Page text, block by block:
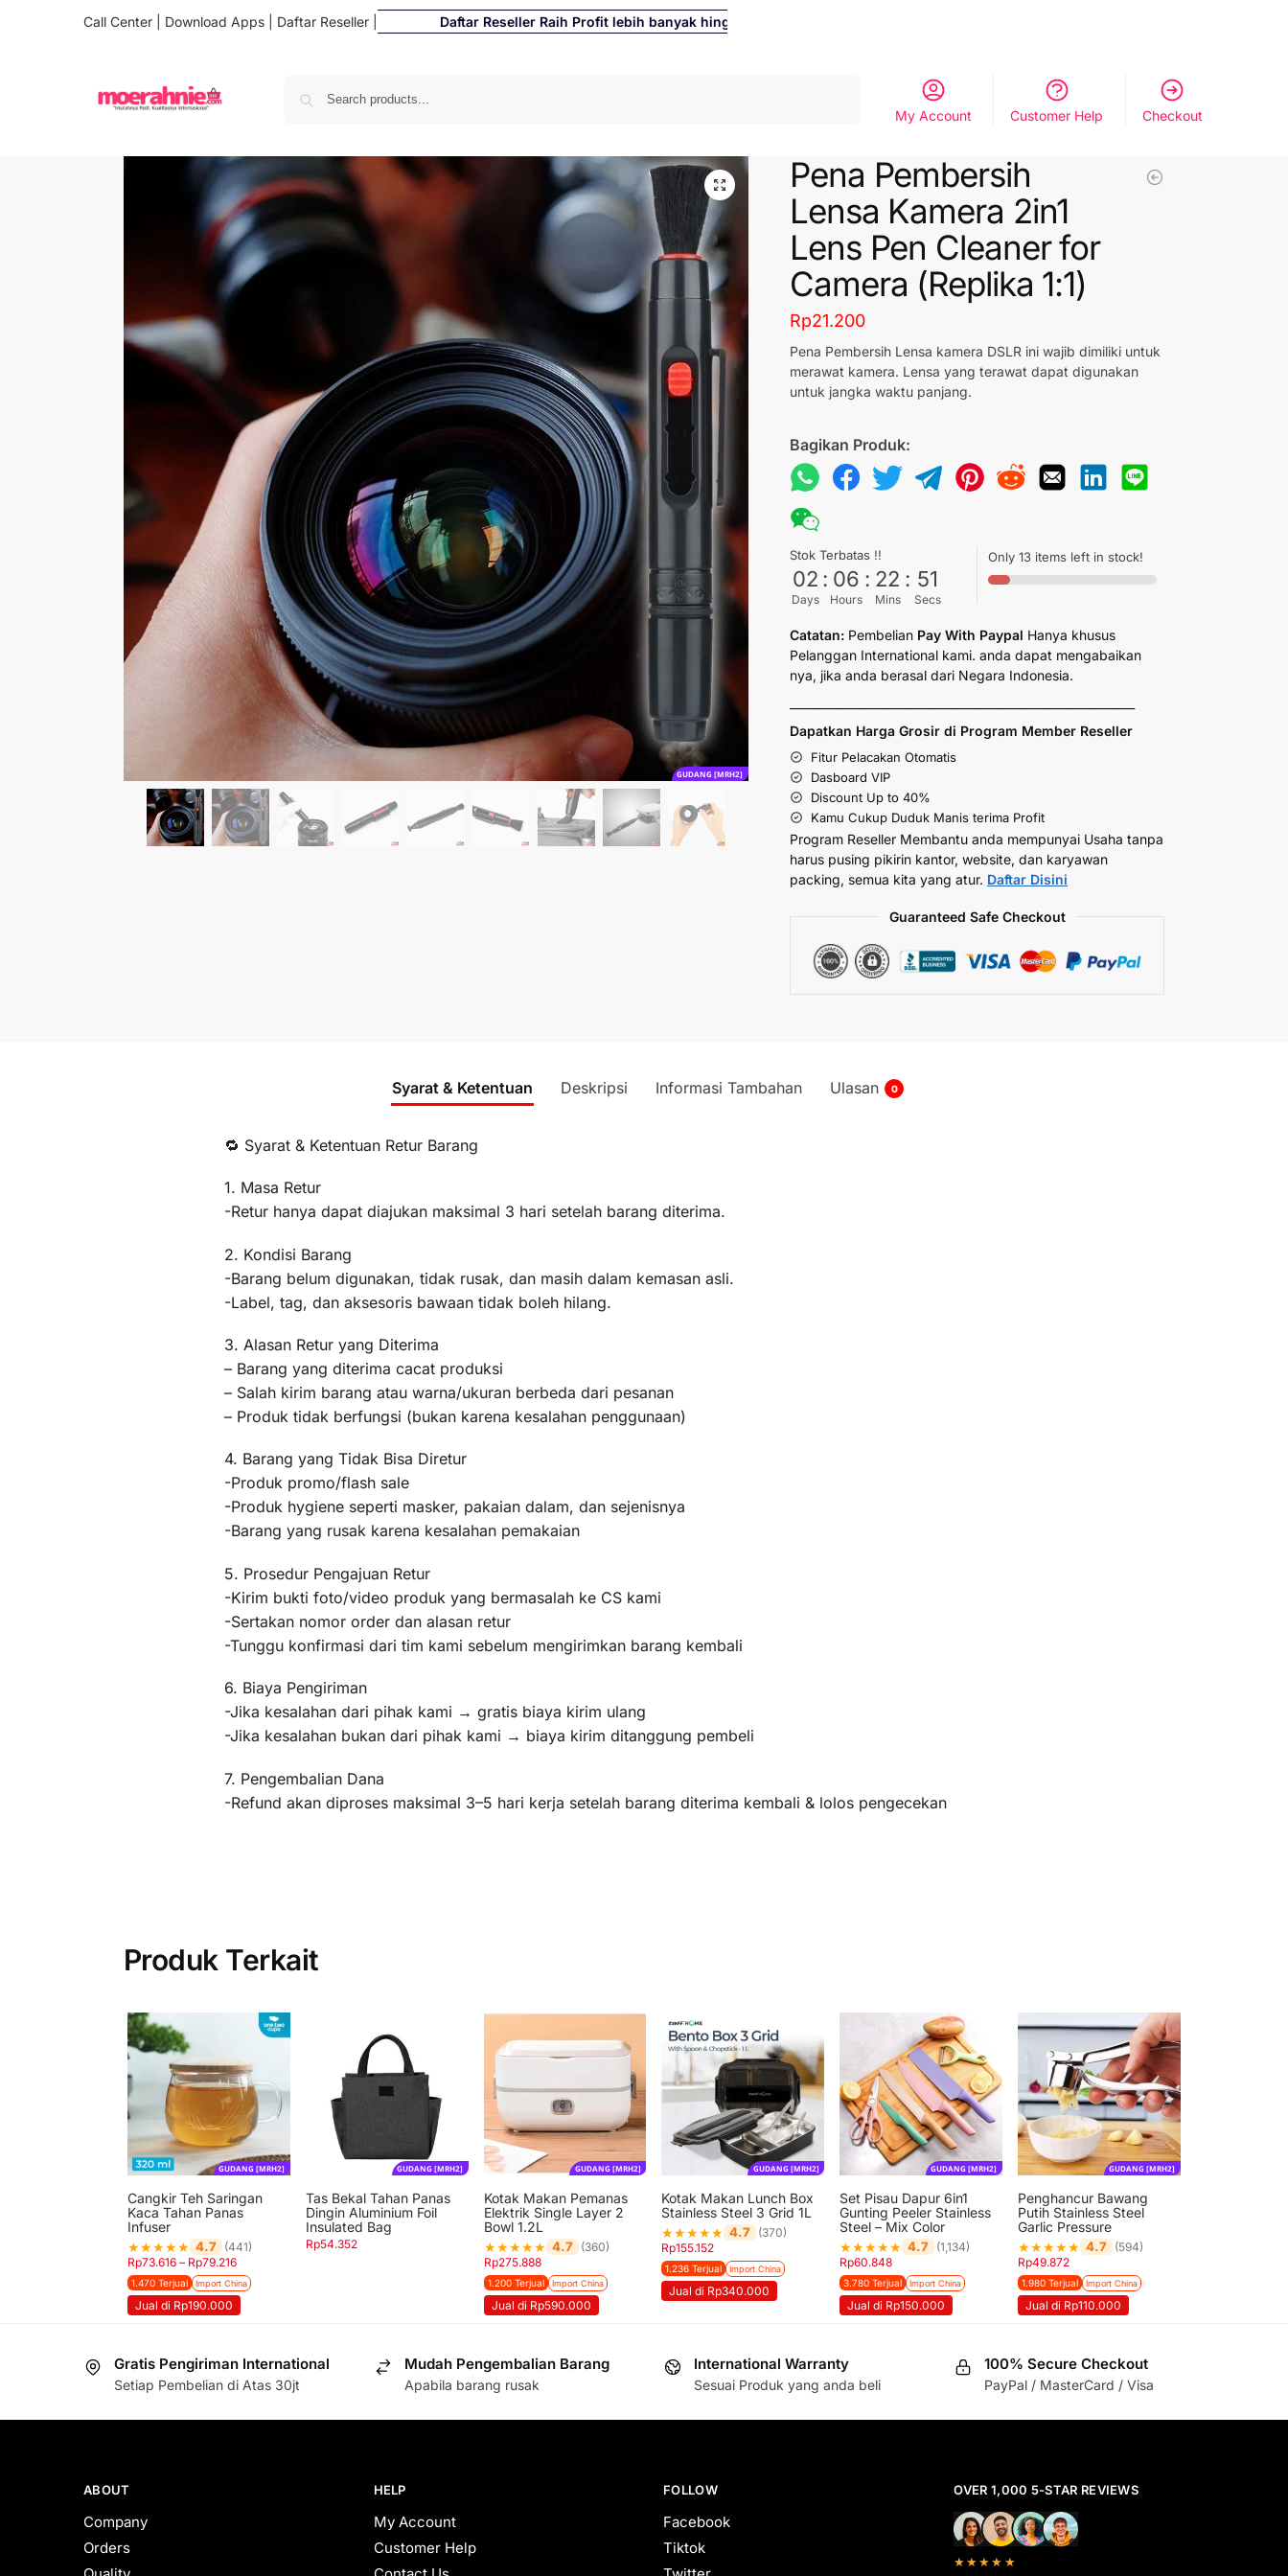
Call Center Download Apps Daftar Reseller Daftar Reseller Raih Profit lebih banyak hingga 500%
My Account Customer Help Checkout
GUDANG [MRH2]
Pena Pembersih
Lensa Kamera 2in1
Lens Pen Cleaner for
Camera (Replika 1:1)
Rp21.200
Pena Pembersih Lensa kamera DSLR ini wajib dimiliki untuk
merawat kamera. Lensa yang terawat dapat digunakan
untuk jangka waktu panjang.
Bagikan Produk:
Stok Terbatas !!
02
Days
: 06
Hours
: 22
Mins
: 50
Secs
Only 13 items left in stock!
Catatan: Pembelian Pay With Paypal Hanya khusus
Pelanggan International kami. anda dapat mengabaikan
nya, jika anda berasal dari Negara Indonesia.
Dapatkan Harga Grosir di Program Member Reseller
Fitur Pelacakan Otomatis
Dasboard VIP
Discount Up to 40%
Kamu Cukup Duduk Manis terima Profit
Program Reseller Membantu anda mempunyai Usaha tanpa
harus pusing pikirin kantor, website, dan karyawan
packing, semua kita yang atur. Daftar Disini
Guaranteed Safe Checkout
Syarat & Ketentuan Deskripsi Informasi Tambahan Ulasan 0
🔁 Syarat & Ketentuan Retur Barang
1. Masa Retur
-Retur hanya dapat diajukan maksimal 3 hari setelah barang diterima.
2. Kondisi Barang
-Barang belum digunakan, tidak rusak, dan masih dalam kemasan asli.
-Label, tag, dan aksesoris bawaan tidak boleh hilang.
3. Alasan Retur yang Diterima
– Barang yang diterima cacat produksi
– Salah kirim barang atau warna/ukuran berbeda dari pesanan
– Produk tidak berfungsi (bukan karena kesalahan penggunaan)
4. Barang yang Tidak Bisa Diretur
-Produk promo/flash sale
-Produk hygiene seperti masker, pakaian dalam, dan sejenisnya
-Barang yang rusak karena kesalahan pemakaian
5. Prosedur Pengajuan Retur
-Kirim bukti foto/video produk yang bermasalah ke CS kami
-Sertakan nomor order dan alasan retur
-Tunggu konfirmasi dari tim kami sebelum mengirimkan barang kembali
6. Biaya Pengiriman
-Jika kesalahan dari pihak kami → gratis biaya kirim ulang
-Jika kesalahan bukan dari pihak kami → biaya kirim ditanggung pembeli
7. Pengembalian Dana
-Refund akan diproses maksimal 3–5 hari kerja setelah barang diterima kembali & lolos pengecekan
Produk Terkait
GUDANG [MRH2]
Cangkir Teh Saringan
Kaca Tahan Panas
Infuser
★★★★★ 4.7
(441)
Rp73.616 – Rp79.216
1.470 Terjual Import China
Jual di Rp190.000
GUDANG [MRH2]
Tas Bekal Tahan Panas
Dingin Aluminium Foil
Insulated Bag
Rp54.352
GUDANG [MRH2]
Kotak Makan Pemanas
Elektrik Single Layer 2
Bowl 1.2L
★★★★★ 4.7
(360)
Rp275.888
1.200 Terjual Import China
Jual di Rp590.000
GUDANG [MRH2]
Kotak Makan Lunch Box
Stainless Steel 3 Grid 1L
★★★★★ 4.7 (370)
Rp155.152
1.236 Terjual Import China
Jual di Rp340.000
GUDANG [MRH2]
Set Pisau Dapur 6in1
Gunting Peeler Stainless
Steel – Mix Color
★★★★★ 4.7 (1,134)
Rp60.848
3.780 Terjual Import China
Jual di Rp150.000
GUDANG [MRH2]
Penghancur Bawang
Putih Stainless Steel
Garlic Pressure
★★★★★ 4.7
(594)
Rp49.872
1.980 Terjual Import China
Jual di Rp110.000
Gratis Pengiriman International
Setiap Pembelian di Atas 30jt
Mudah Pengembalian Barang
Apabila barang rusak
International Warranty
Sesuai Produk yang anda beli
100% Secure Checkout
PayPal / MasterCard / Visa
ABOUT
Company
Orders
HELP
My Account
Customer Help
FOLLOW
Facebook
Tiktok
OVER 1,000 5-STAR REVIEWS
★★★★★